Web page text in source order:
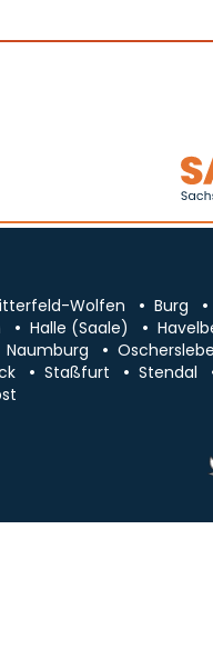
Wolfen Burg
Halle (Saale)
Naumburg
Staßfurt Stendal